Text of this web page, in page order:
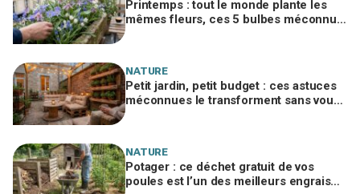
Printemps : tout le monde plante les
mêmes fleurs, ces 5 bulbes méconnus
NATURE
Petit jardin, petit budget : ces astuces
méconnues le transforment sans vous
NATURE
Potager : ce déchet gratuit de vos
poules est l’un des meilleurs engrais